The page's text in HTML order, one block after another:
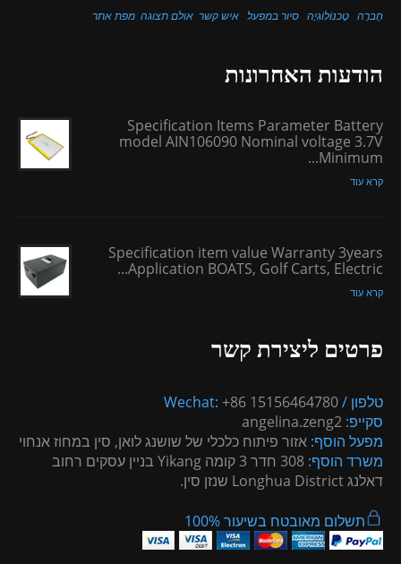
חֶברָה טֶכנוֹלוֹגִיָה סיור במפעל איש קשר אולם תצוגה מפת אתר
הודעות האחרונות
Specification Items Parameter Battery
model AIN106090 Nominal voltage 3.7V
Minimum...
קרא עוד
Specification item value Warranty 3years
Application BOATS, Golf Carts, Electric...
קרא עוד
פרטים ליצירת קשר
טלפון / Wechat:+86 15156464780
סקייפ:
מפעל הוסף: אזור פיתוח כלכלי של שושנג לואן, סין במחוז אנחוי
משרד הוסף:
308 חדר 3 קומה Yikang בניין עסקים רחוב
דאלנג Longhua District שנזן סין.
תשלום מאובטח בשיעור 100%